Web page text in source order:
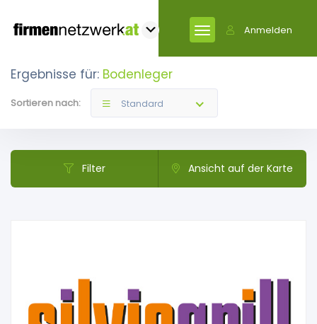
Anmelden
Ergebnisse für: Bodenleger
Sortieren nach: Standard
Filter Ansicht auf der Karte